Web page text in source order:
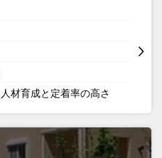
材育成と定着率の高さ